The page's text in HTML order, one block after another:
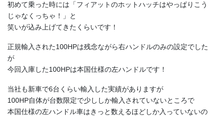
初めて乗った時には「フィアットのホットハッチはやっぱりこう
じゃなくっちゃ！」と
笑いが込み上げてきたくらいです！
正規輸入された100HPは残念ながら右ハンドルのみの設定でした
が
今回入庫した100HPは本国仕様の左ハンドルです！
当社も新車で6台くらい輸入した実績がありますが
100HP自体が台数限定で少ししか輸入されていないところで
本国仕様の左ハンドル車はきっと数えるほどしか入っていないの